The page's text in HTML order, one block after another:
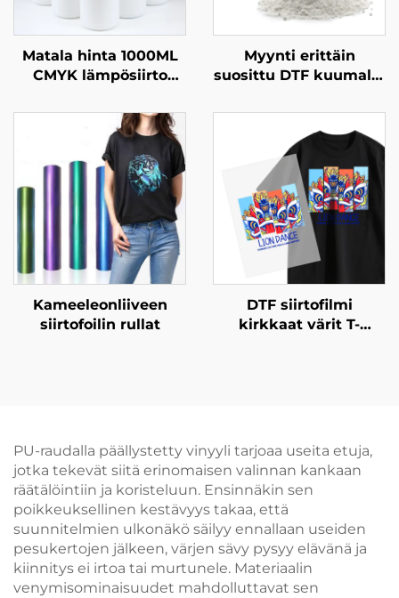
Matala hinta 1000ML
CMYK lämpösiirto
valkoisen DTF-
tulostimen tinta Epson
I3200 I1600 Xp600 1390
4720 Tx800 pää
Myynti erittäin
suosittu DTF kuumalla
pudotusliima PET-
kuva pudahtaa
lämpösiirron
tulostukselle
vaatteisiin
Kameeleonliiveen
siirtofoilin rullat
DTF siirtofilmi
kirkkaat värit T-
PU-raudalla päällystetty vinyyli tarjoaa useita etuja,
jotka tekevät siitä erinomaisen valinnan kankaan
räätälöintiin ja koristeluun. Ensinnäkin sen
poikkeuksellinen kestävyys takaa, että
suunnitelmien ulkonäkö säilyy ennallaan useiden
pesukertojen jälkeen, värjen sävy pysyy elävänä ja
kiinnitys ei irtoa tai murtunele. Materiaalin
venymisominaisuudet mahdolluttavat sen